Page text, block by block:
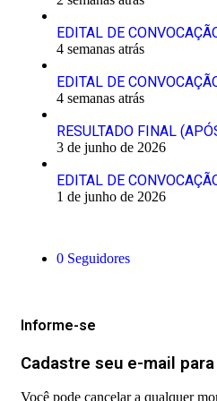
EDITAL DE
4 semanas atrás
EDITAL DE
4 semanas atrás
RESULTADO FINAL
3 de junho de 2026
EDITAL DE
1 de junho de 2026
0 Seguidores
Informe-se
Cadastre seu e-mail
Você pode cancelar a qualquer